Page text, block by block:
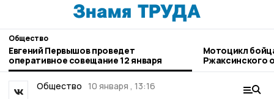
Общество
Евгений Первышов проведет
оперативное совещание 12 января
Мотоцикл бойцам СВО отправили из
Ржаксинского
Общество 10 января , 13:16